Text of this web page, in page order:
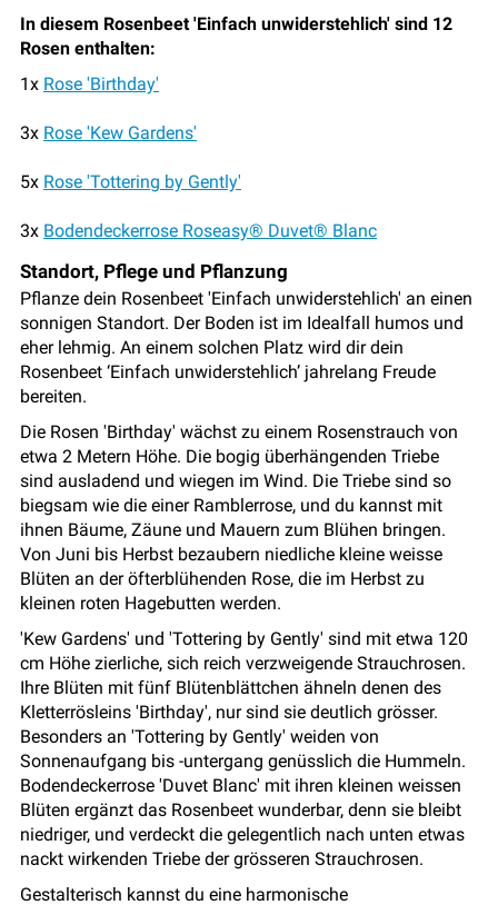
In diesem Rosenbeet 'Einfach unwiderstehlich' sind 12
Rosen enthalten:
1x Rose 'Birthday'
3x Rose 'Kew Gardens'
5x Rose 'Tottering by Gently'
3x Bodendeckerrose Roseasy® Duvet® Blanc
Standort, Pflege und Pflanzung
Pflanze dein Rosenbeet 'Einfach unwiderstehlich' an einen
sonnigen Standort. Der Boden ist im Idealfall humos und
eher lehmig. An einem solchen Platz wird dir dein
Rosenbeet ‘Einfach unwiderstehlich’ jahrelang Freude
bereiten.
Die Rosen 'Birthday' wächst zu einem Rosenstrauch von
etwa 2 Metern Höhe. Die bogig überhängenden Triebe
sind ausladend und wiegen im Wind. Die Triebe sind so
biegsam wie die einer Ramblerrose, und du kannst mit
ihnen Bäume, Zäune und Mauern zum Blühen bringen.
Von Juni bis Herbst bezaubern niedliche kleine weisse
Blüten an der öfterblühenden Rose, die im Herbst zu
kleinen roten Hagebutten werden.
'Kew Gardens' und 'Tottering by Gently' sind mit etwa 120
cm Höhe zierliche, sich reich verzweigende Strauchrosen.
Ihre Blüten mit fünf Blütenblättchen ähneln denen des
Kletterrösleins 'Birthday', nur sind sie deutlich grösser.
Besonders an 'Tottering by Gently' weiden von
Sonnenaufgang bis -untergang genüsslich die Hummeln.
Bodendeckerrose 'Duvet Blanc' mit ihren kleinen weissen
Blüten ergänzt das Rosenbeet wunderbar, denn sie bleibt
niedriger, und verdeckt die gelegentlich nach unten etwas
nackt wirkenden Triebe der grösseren Strauchrosen.
Gestalterisch kannst du eine harmonische